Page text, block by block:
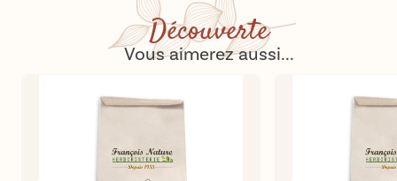
Découverte
Vous aimerez aussi...